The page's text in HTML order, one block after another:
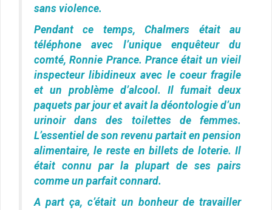
sans violence.
Pendant ce temps, Chalmers était au
téléphone avec l’unique enquêteur du
comté, Ronnie Prance. Prance était un vieil
inspecteur libidineux avec le coeur fragile
et un problème d’alcool. Il fumait deux
paquets par jour et avait la déontologie d’un
urinoir dans des toilettes de femmes.
L’essentiel de son revenu partait en pension
alimentaire, le reste en billets de loterie. Il
était connu par la plupart de ses pairs
comme un parfait connard.
A part ça, c’était un bonheur de travailler